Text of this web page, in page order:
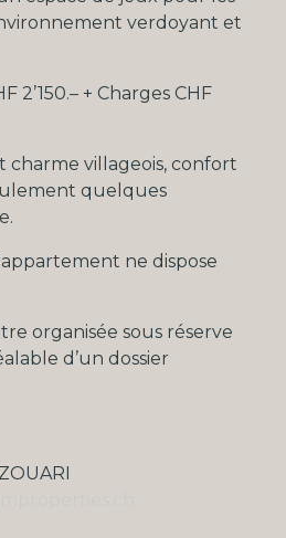
verdoyant et
2’150.– + Charges CHF
charme villageois, confort
quelques
ne dispose
organisée sous réserve
d’un dossier